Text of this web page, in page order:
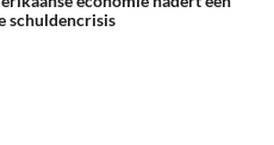
schuldencrisis